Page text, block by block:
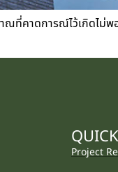
ที่คาดการณ์ไว้เกิดไม่พ
Project